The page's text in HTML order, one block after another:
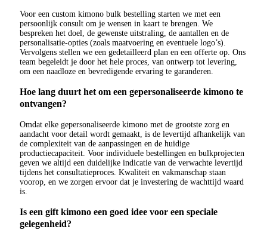
Voor een custom kimono bulk bestelling starten we met een
persoonlijk consult om je wensen in kaart te brengen. We
bespreken het doel, de gewenste uitstraling, de aantallen en de
personalisatie-opties (zoals maatvoering en eventuele logo’s).
Vervolgens stellen we een gedetailleerd plan en een offerte op. Ons
team begeleidt je door het hele proces, van ontwerp tot levering,
om een naadloze en bevredigende ervaring te garanderen.
Hoe lang duurt het om een gepersonaliseerde kimono te
ontvangen?
Omdat elke gepersonaliseerde kimono met de grootste zorg en
aandacht voor detail wordt gemaakt, is de levertijd afhankelijk van
de complexiteit van de aanpassingen en de huidige
productiecapaciteit. Voor individuele bestellingen en bulkprojecten
geven we altijd een duidelijke indicatie van de verwachte levertijd
tijdens het consultatieproces. Kwaliteit en vakmanschap staan
voorop, en we zorgen ervoor dat je investering de wachttijd waard
is.
Is een gift kimono een goed idee voor een speciale
gelegenheid?